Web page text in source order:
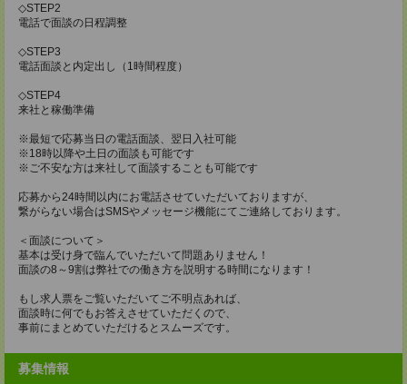
◇STEP2
電話で面談の日程調整
◇STEP3
電話面談と内定出し（1時間程度）
◇STEP4
来社と稼働準備
※最短で応募当日の電話面談、翌日入社可能
※18時以降や土日の面談も可能です
※ご不安な方は来社して面談することも可能です
応募から24時間以内にお電話させていただいておりますが、
繋がらない場合はSMSやメッセージ機能にてご連絡しております。
＜面談について＞
基本は受け身で臨んでいただいて問題ありません！
面談の8～9割は弊社での働き方を説明する時間になります！
もし求人票をご覧いただいてご不明点あれば、
面談時に何でもお答えさせていただくので、
事前にまとめていただけるとスムーズです。
募集情報